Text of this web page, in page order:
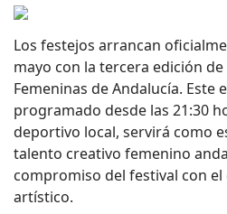
Los festejos arrancan
mayo con la tercera edición
Femeninas de Andalucía. Este
programado desde las 21:30
deportivo local, servirá como
talento creativo femenino
compromiso del festival con
artístico.